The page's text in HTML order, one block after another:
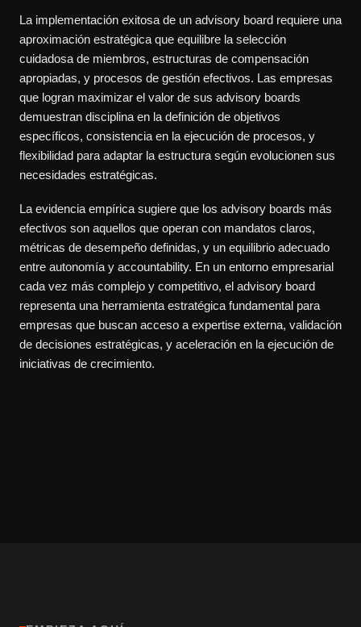
La implementación exitosa de un advisory board requiere una
aproximación estratégica que equilibre la selección
cuidadosa de miembros, estructuras de compensación
apropiadas, y procesos de gestión efectivos. Las empresas
que logran maximizar el valor de sus advisory boards
demuestran disciplina en la definición de objetivos
específicos, consistencia en la ejecución de procesos, y
flexibilidad para adaptar la estructura según evolucionen sus
necesidades estratégicas.
La evidencia empírica sugiere que los advisory boards más
efectivos son aquellos que operan con mandatos claros,
métricas de desempeño definidas, y un equilibrio adecuado
entre autonomía y accountability. En un entorno empresarial
cada vez más complejo y competitivo, el advisory board
representa una herramienta estratégica fundamental para
empresas que buscan acceso a expertise externa, validación
de decisiones estratégicas, y aceleración en la ejecución de
iniciativas de crecimiento.